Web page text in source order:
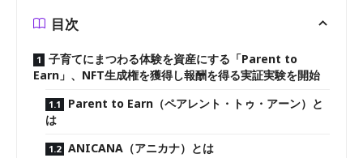
目次
子育てにまつわる体験を資産にする「Parent to
Earn」、NFT生成権を獲得し報酬を得る実証実験を開始
​Parent to Earn（ペアレント・トゥ・アーン）と
は
ANICANA（アニカナ）とは